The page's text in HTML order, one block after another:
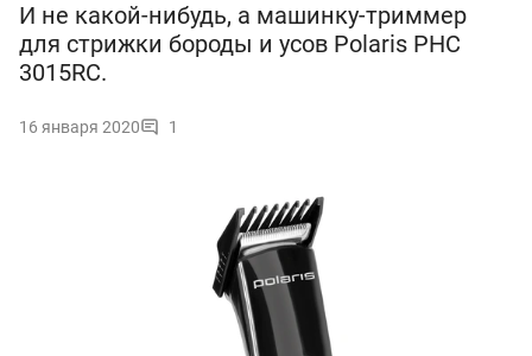
И не какой-нибудь, а машинку-триммер
для стрижки бороды и усов Polaris PHC
3015RC.
16 января 2020 1